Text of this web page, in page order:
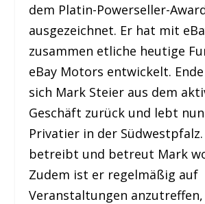
dem Platin-Powerseller-
ausgezeichnet. Er hat mit
zusammen etliche heutige
eBay Motors entwickelt.
sich Mark Steier aus dem
Geschäft zurück und lebt
Privatier in der Südwestpfalz.
betreibt und betreut Mark
Zudem ist er regelmäßig auf
Veranstaltungen